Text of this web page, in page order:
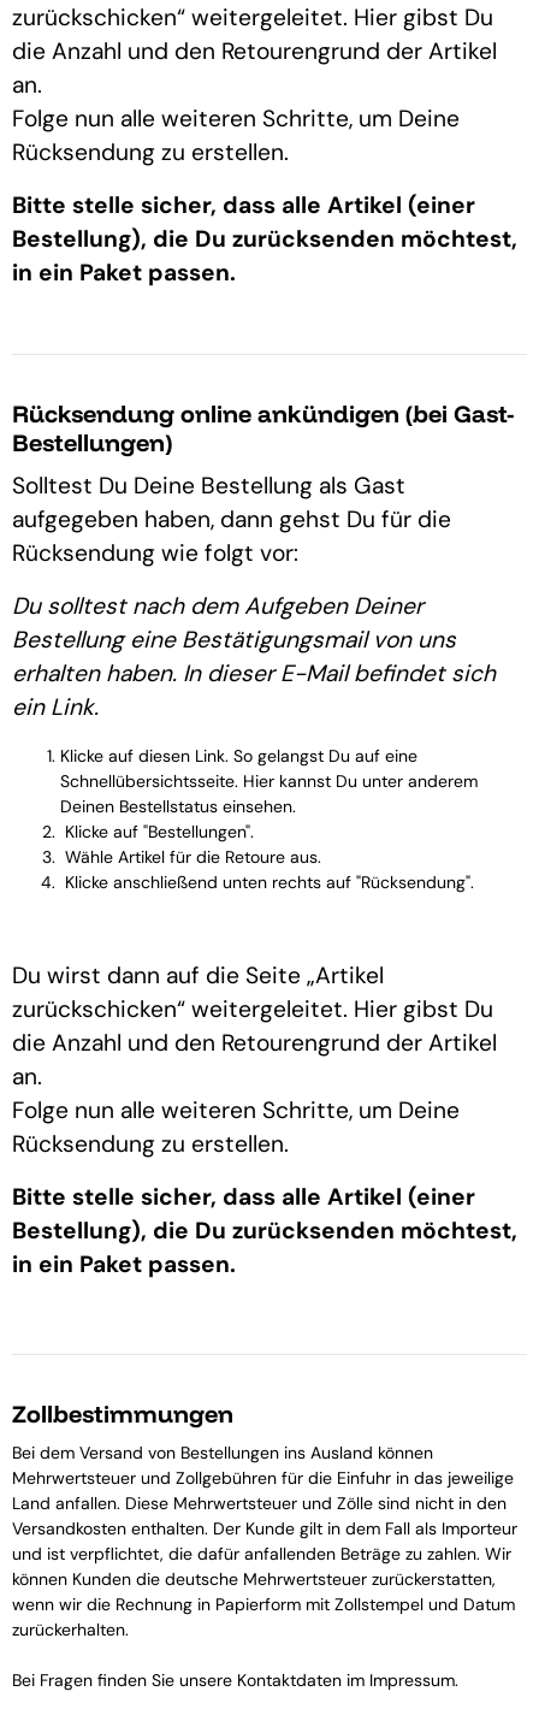
zurückschicken“ weitergeleitet. Hier gibst Du
die Anzahl und den Retourengrund der Artikel
an.
Folge nun alle weiteren Schritte, um Deine
Rücksendung zu erstellen.
Bitte stelle sicher, dass alle Artikel (einer
Bestellung), die Du zurücksenden möchtest,
in ein Paket passen.
Rücksendung online ankündigen (bei Gast-
Bestellungen)
Solltest Du Deine Bestellung als Gast
aufgegeben haben, dann gehst Du für die
Rücksendung wie folgt vor:
Du solltest nach dem Aufgeben Deiner
Bestellung eine Bestätigungsmail von uns
erhalten haben. In dieser E-Mail befindet sich
ein Link.
Klicke auf diesen Link. So gelangst Du auf eine
Schnellübersichtsseite. Hier kannst Du unter anderem
Deinen Bestellstatus einsehen.
Klicke auf "Bestellungen".
Wähle Artikel für die Retoure aus.
Klicke anschließend unten rechts auf "Rücksendung".
Du wirst dann auf die Seite „Artikel
zurückschicken“ weitergeleitet. Hier gibst Du
die Anzahl und den Retourengrund der Artikel
an.
Folge nun alle weiteren Schritte, um Deine
Rücksendung zu erstellen.
Bitte stelle sicher, dass alle Artikel (einer
Bestellung), die Du zurücksenden möchtest,
in ein Paket passen.
Zollbestimmungen
Bei dem Versand von Bestellungen ins Ausland können
Mehrwertsteuer und Zollgebühren für die Einfuhr in das jeweilige
Land anfallen. Diese Mehrwertsteuer und Zölle sind nicht in den
Versandkosten enthalten. Der Kunde gilt in dem Fall als Importeur
und ist verpflichtet, die dafür anfallenden Beträge zu zahlen. Wir
können Kunden die deutsche Mehrwertsteuer zurückerstatten,
wenn wir die Rechnung in Papierform mit Zollstempel und Datum
zurückerhalten.
Bei Fragen finden Sie unsere Kontaktdaten im Impressum.